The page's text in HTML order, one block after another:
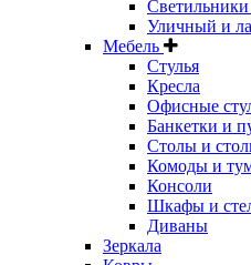
Уличный и
Мебель
Стулья
Кресла
Офисные
Банкетки и
Столы и
Комоды и
Консоли
Шкафы и
Диваны
Зеркала